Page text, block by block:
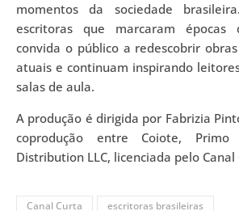
momentos da sociedade
escritoras que marcaram épocas
convida o público a redescobrir
atuais e continuam inspirando
salas de aula.
A produção é dirigida por Fabrizia
coprodução entre Coiote,
Distribution LLC, licenciada pelo Canal
Canal Curta escritoras brasileiras